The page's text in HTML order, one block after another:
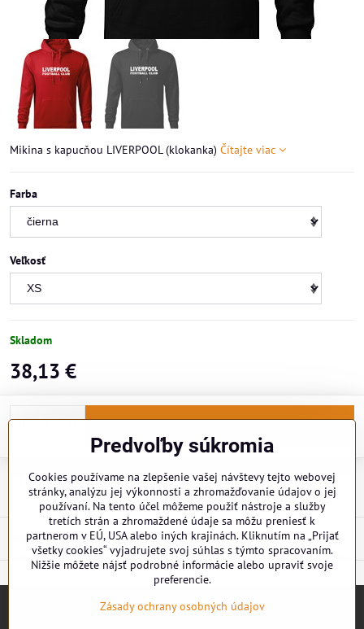
Mikina s kapucňou LIVERPOOL (klokanka) Čítajte viac
Farba
Veľkosť
Skladom
38,13 €
Do košíka
Doručenia
Popis
Predvoľby súkromia
Cookies používame na zlepšenie vašej návštevy tejto webovej
stránky, analýzu jej výkonnosti a zhromažďovanie údajov o jej
používaní. Na tento účel môžeme použiť nástroje a služby
tretích strán a zhromaždené údaje sa môžu preniesť k
partnerom v EÚ, USA alebo iných krajinách. Kliknutím na „Prijať
všetky cookies“ vyjadrujete svoj súhlas s týmto spracovaním.
Nižšie môžete nájsť podrobné informácie alebo upraviť svoje
preferencie.
Zásady ochrany osobných údajov